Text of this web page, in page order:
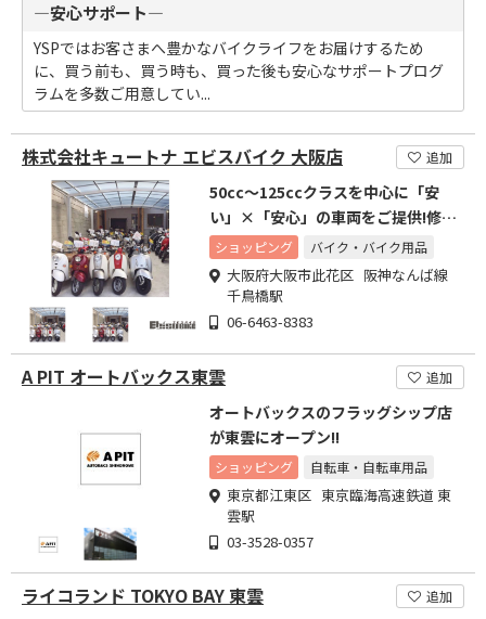
―安心サポート―
YSPではお客さまへ豊かなバイクライフをお届けするため
に、買う前も、買う時も、買った後も安心なサポートプログ
ラムを多数ご用意してい...
株式会社キュートナ エビスバイク 大阪店 追加
50cc～125ccクラスを中心に「安
い」×「安心」の車両をご提供!修
理・保険もお任せを!
ショッピング バイク・バイク用品
大阪府大阪市此花区 阪神なんば線
千鳥橋駅
06-6463-8383
A PIT オートバックス東雲 追加
オートバックスのフラッグシップ店
が東雲にオープン!!
ショッピング 自転車・自転車用品
東京都江東区 東京臨海高速鉄道 東
雲駅
03-3528-0357
ライコランド TOKYO BAY 東雲 追加